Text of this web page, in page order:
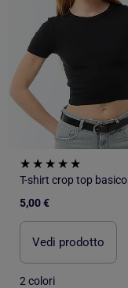
T-shirt crop top basico
5,00 €
Vedi prodotto
2 colori